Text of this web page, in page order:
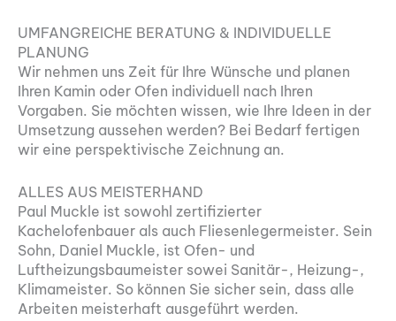
UMFANGREICHE BERATUNG & INDIVIDUELLE
PLANUNG
Wir nehmen uns Zeit für Ihre Wünsche und planen
Ihren Kamin oder Ofen individuell nach Ihren
Vorgaben. Sie möchten wissen, wie Ihre Ideen in der
Umsetzung aussehen werden? Bei Bedarf fertigen
wir eine perspektivische Zeichnung an.
ALLES AUS MEISTERHAND
Paul Muckle ist sowohl zertifizierter
Kachelofenbauer als auch Fliesenlegermeister. Sein
Sohn, Daniel Muckle, ist Ofen- und
Luftheizungsbaumeister sowei Sanitär-, Heizung-,
Klimameister. So können Sie sicher sein, dass alle
Arbeiten meisterhaft ausgeführt werden.